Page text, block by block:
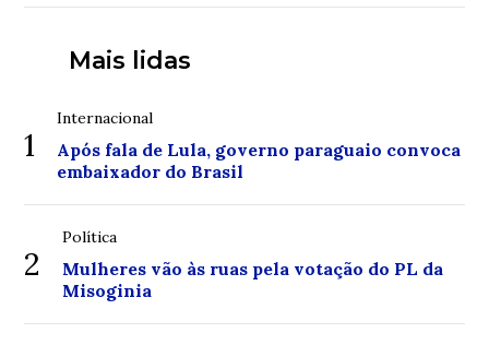
Mais lidas
1
Internacional
Após fala de Lula, governo paraguaio convoca
embaixador do Brasil
2
Política
Mulheres vão às ruas pela votação do PL da
Misoginia